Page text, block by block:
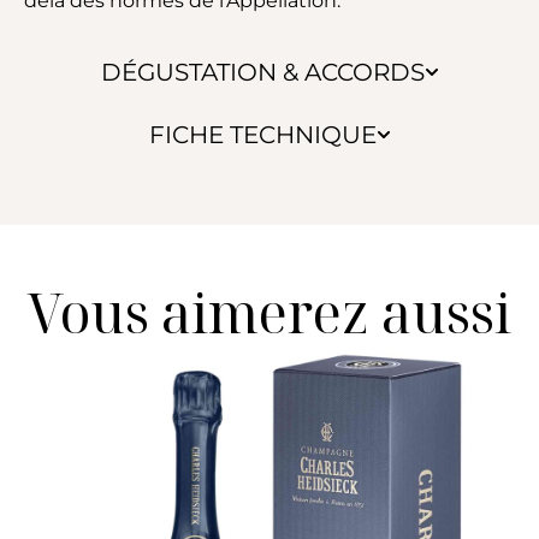
DÉGUSTATION & ACCORDS
FICHE TECHNIQUE
Vous aimerez aussi